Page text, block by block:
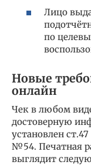
Лицо
по
Новые
онлайн
Чек в любом
достоверную
установлен
№54. Печатная
выглядит